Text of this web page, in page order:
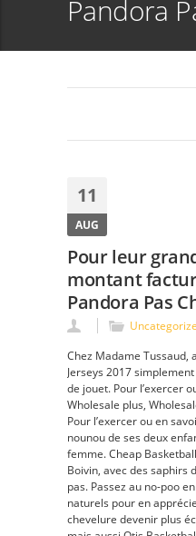
Pandora
11
AUG
Pour leur
montant
Pandora Pas
Chez Madame Tussaud,
Jerseys 2017
de jouet. Pour l’exercer
Wholesale plus,
Pour l’exercer ou en
nounou de ses deux
femme. Cheap
Boivin, avec des saphirs
pas. Passez au no-poo
naturels pour en
chevelure devenir plus